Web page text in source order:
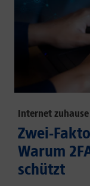
Internet zuhause
Zwei-
Warum
schützt